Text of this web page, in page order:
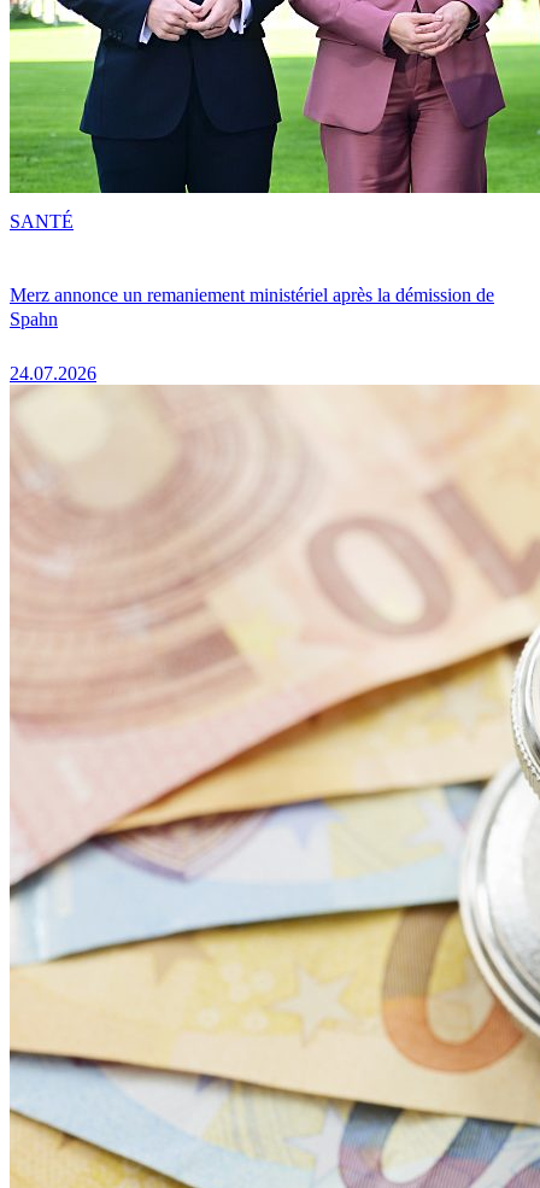
Merz annonce un remaniement ministériel après la démission de
Spahn
24.07.2026
SANTÉ